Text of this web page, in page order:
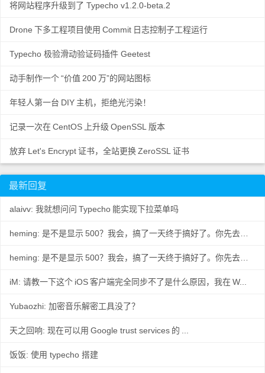
将网站程序升级到了 Typecho v1.2.0-beta.2
Drone 下多工程项目使用 Commit 日志控制子工程运行
Typecho 极验滑动验证码插件 Geetest
动手制作一个“价值 200万”的网站图标
年轻人第一台 DIY 主机，拒绝光污染！
记录一次在CentOS 上升级 OpenSSL 版本
放弃 Let's Encrypt证书，全站更换ZeroSSL证书
最新回复
alaivv: 我就想问问 Typecho 能实现下拉菜单吗
heming: 是不是显示500？我会，搞了一天终于搞好了。你先去数据
heming: 是不是显示500？我会，搞了一天终于搞好了。你先去数据
iM: 请教一下这个 iOS客户端完全同步不了是什么原因，我在W...
Yubaozhi: 加密音乐解密工具没了？
天之回响: 现在可以用 Google trust services 的 ...
饭饭: 使用 typecho 搭建